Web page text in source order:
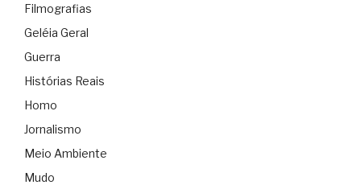
Filmografias
Geléia Geral
Guerra
Histórias Reais
Homo
Jornalismo
Meio Ambiente
Mudo